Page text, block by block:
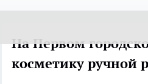
На Первом
косметику ручной